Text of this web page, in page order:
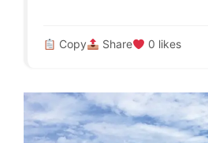
Copy Share 0 likes